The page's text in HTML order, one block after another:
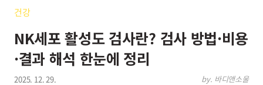
건강
NK세포 활성도 검사란? 검사 방법·비용
·결과 해석 한눈에 정리
2025. 12. 29. by. 바디앤소울